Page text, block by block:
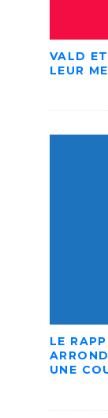
VALD
LEUR
LE
UNE